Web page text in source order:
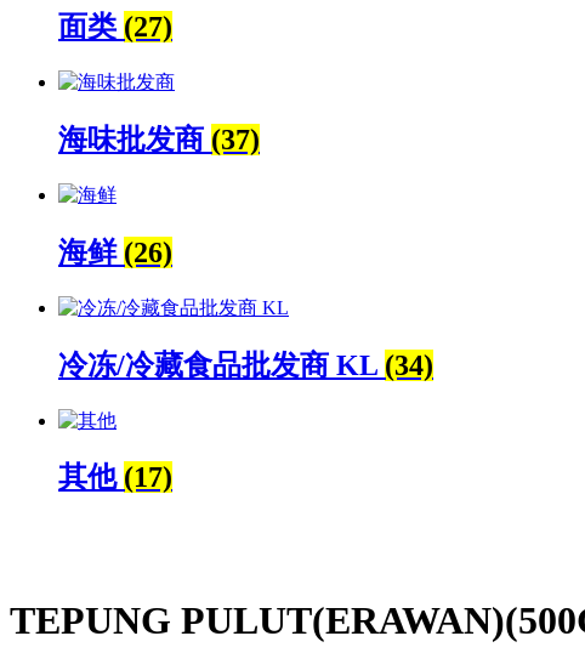
面类 (27)
海味批发商 (37)
海鲜 (26)
冷冻/冷藏食品批发商 KL (34)
其他 (17)
TEPUNG